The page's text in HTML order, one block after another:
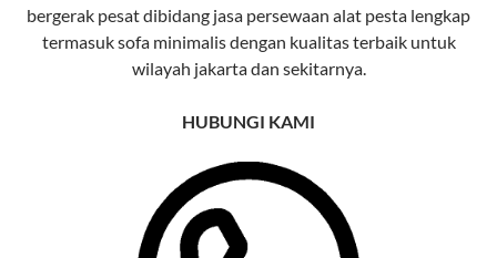
bergerak pesat dibidang jasa persewaan alat pesta lengkap
termasuk sofa minimalis dengan kualitas terbaik untuk
wilayah jakarta dan sekitarnya.
HUBUNGI KAMI